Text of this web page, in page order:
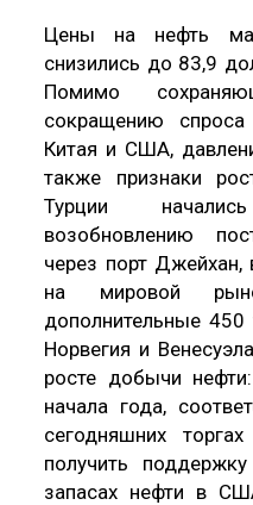
Цены на нефть
снизились до 83,9
Помимо
сокращению
Китая и США,
также признаки
Турции
возобновлению
через порт Джейхан,
на мировой
дополнительные
Норвегия и
росте добычи
начала года,
сегодняшних
получить
запасах нефти в